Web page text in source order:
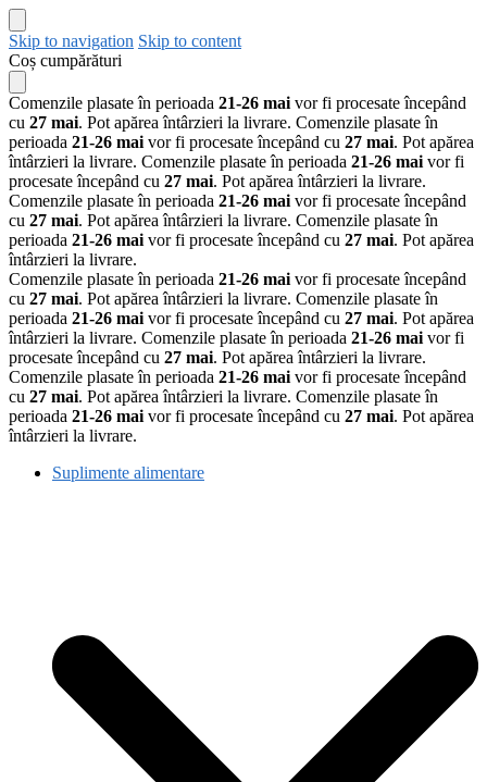
Skip to navigation Skip to content
Coș cumpărături
Comenzile plasate în perioada 21-26 mai vor fi procesate începând
cu 27 mai. Pot apărea întârzieri la livrare. Comenzile plasate în
perioada 21-26 mai vor fi procesate începând cu 27 mai. Pot apărea
întârzieri la livrare. Comenzile plasate în perioada 21-26 mai vor fi
procesate începând cu 27 mai. Pot apărea întârzieri la livrare.
Comenzile plasate în perioada 21-26 mai vor fi procesate începând
cu 27 mai. Pot apărea întârzieri la livrare. Comenzile plasate în
perioada 21-26 mai vor fi procesate începând cu 27 mai. Pot apărea
întârzieri la livrare.
Comenzile plasate în perioada 21-26 mai vor fi procesate începând
cu 27 mai. Pot apărea întârzieri la livrare. Comenzile plasate în
perioada 21-26 mai vor fi procesate începând cu 27 mai. Pot apărea
întârzieri la livrare. Comenzile plasate în perioada 21-26 mai vor fi
procesate începând cu 27 mai. Pot apărea întârzieri la livrare.
Comenzile plasate în perioada 21-26 mai vor fi procesate începând
cu 27 mai. Pot apărea întârzieri la livrare. Comenzile plasate în
perioada 21-26 mai vor fi procesate începând cu 27 mai. Pot apărea
întârzieri la livrare.
Suplimente alimentare